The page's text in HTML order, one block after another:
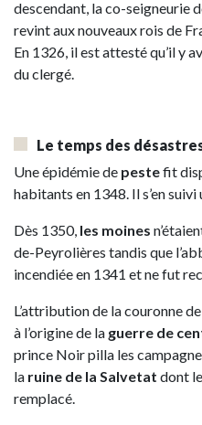
descendant, la co-seigneurie
revint aux nouveaux rois de
En 1326, il est attesté qu’il y
du clergé.
Le temps des
Une épidémie de pestefit
habitants en 1348. Il s’en
Dès 1350, les moines
de-Peyrolières tandis que
incendiée en 1341 et ne fut
L’attribution de la couronne
à l’origine de la guerre de
prince Noir pilla les
la ruine de la Salvetat dont
remplacé.